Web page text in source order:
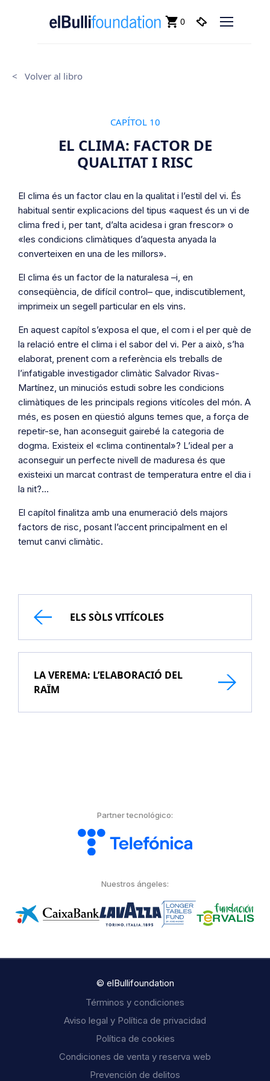
0
< Volver al libro
CAPÍTOL 10
EL CLIMA: FACTOR DE
QUALITAT I RISC
El clima és un factor clau en la qualitat i l’estil del vi. És
habitual sentir explicacions del tipus «aquest és un vi de
clima fred i, per tant, d’alta acidesa i gran frescor» o
«les condicions climàtiques d’aquesta anyada la
converteixen en una de les millors».
El clima és un factor de la naturalesa –i, en
conseqüència, de difícil control– que, indiscutiblement,
imprimeix un segell particular en els vins.
En aquest capítol s’exposa el que, el com i el per què de
la relació entre el clima i el sabor del vi. Per a això, s’ha
elaborat, prenent com a referència els treballs de
l’infatigable investigador climàtic Salvador Rivas-
Martínez, un minuciós estudi sobre les condicions
climàtiques de les principals regions vitícoles del món. A
més, es posen en qüestió alguns temes que, a força de
repetir-se, han aconseguit gairebé la categoria de
dogma. Existeix el «clima continental»? L’ideal per a
aconseguir un perfecte nivell de maduresa és que
existeixi un marcat contrast de temperatura entre el dia i
la nit?…
El capítol finalitza amb una enumeració dels majors
factors de risc, posant l’accent principalment en el
temut canvi climàtic.
ELS SÒLS VITÍCOLES
LA VEREMA: L’ELABORACIÓ DEL
RAÏM
Partner tecnológico:
Nuestros ángeles:
© elBullifoundation
Términos y condiciones
Aviso legal y Política de privacidad
Política de cookies
Condiciones de venta y reserva web
Prevención de delitos